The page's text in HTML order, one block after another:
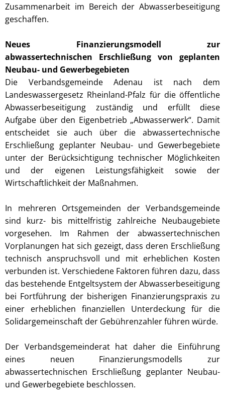
Zusammenarbeit im Bereich der Abwasserbeseitigung
geschaffen.
Neues Finanzierungsmodell zur
abwassertechnischen Erschließung von geplanten
Neubau- und Gewerbegebieten
Die Verbandsgemeinde Adenau ist nach dem
Landeswassergesetz Rheinland-Pfalz für die öffentliche
Abwasserbeseitigung zuständig und erfüllt diese
Aufgabe über den Eigenbetrieb „Abwasserwerk“. Damit
entscheidet sie auch über die abwassertechnische
Erschließung geplanter Neubau- und Gewerbegebiete
unter der Berücksichtigung technischer Möglichkeiten
und der eigenen Leistungsfähigkeit sowie der
Wirtschaftlichkeit der Maßnahmen.
In mehreren Ortsgemeinden der Verbandsgemeinde
sind kurz- bis mittelfristig zahlreiche Neubaugebiete
vorgesehen. Im Rahmen der abwassertechnischen
Vorplanungen hat sich gezeigt, dass deren Erschließung
technisch anspruchsvoll und mit erheblichen Kosten
verbunden ist. Verschiedene Faktoren führen dazu, dass
das bestehende Entgeltsystem der Abwasserbeseitigung
bei Fortführung der bisherigen Finanzierungspraxis zu
einer erheblichen finanziellen Unterdeckung für die
Solidargemeinschaft der Gebührenzahler führen würde.
Der Verbandsgemeinderat hat daher die Einführung
eines neuen Finanzierungsmodells zur
abwassertechnischen Erschließung geplanter Neubau-
und Gewerbegebiete beschlossen.